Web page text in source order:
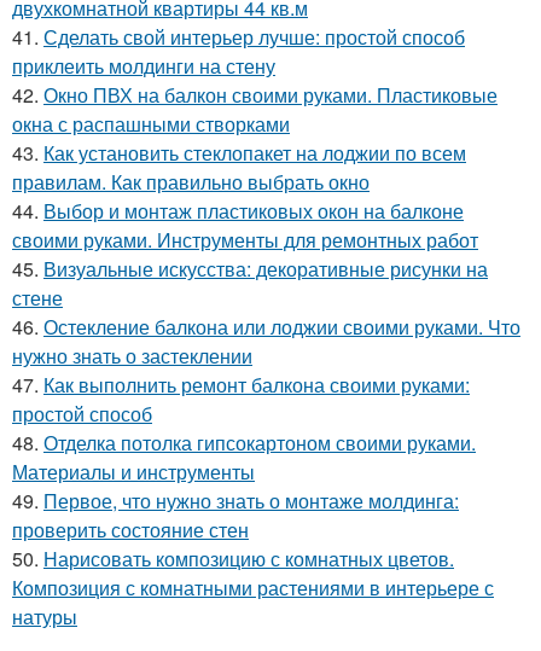
двухкомнатной квартиры 44 кв.м
41. Сделать свой интерьер лучше: простой способ
приклеить молдинги на стену
42. Окно ПВХ на балкон своими руками. Пластиковые
окна с распашными створками
43. Как установить стеклопакет на лоджии по всем
правилам. Как правильно выбрать окно
44. Выбор и монтаж пластиковых окон на балконе
своими руками. Инструменты для ремонтных работ
45. Визуальные искусства: декоративные рисунки на
стене
46. Остекление балкона или лоджии своими руками. Что
нужно знать о застеклении
47. Как выполнить ремонт балкона своими руками:
простой способ
48. Отделка потолка гипсокартоном своими руками.
Материалы и инструменты
49. Первое, что нужно знать о монтаже молдинга:
проверить состояние стен
50. Нарисовать композицию с комнатных цветов.
Композиция с комнатными растениями в интерьере с
натуры